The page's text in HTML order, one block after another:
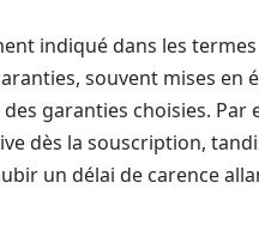
indiqué dans les
souvent mises en
garanties choisies. Par
dès la souscription,
un délai de carence